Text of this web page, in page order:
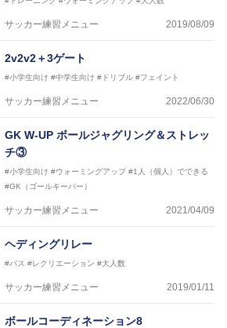
サッカー練習メニュー 2019/08/09
2v2v2＋3ゲート
#小学生向け #中学生向け #ドリブル #フェイント
サッカー練習メニュー 2022/06/30
GK W-UP ボールジャグリング＆ストレッ
チ③
#小学生向け #ウォーミングアップ #1人（個人）でできる
#GK（ゴールキーパー）
サッカー練習メニュー 2021/04/09
ヘディングリレー
#パス #レクリエーション #大人数
サッカー練習メニュー 2019/01/11
ボールコーディネーション8